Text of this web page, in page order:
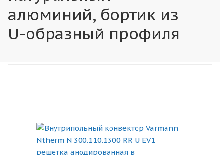
алюминий, бортик из
U-образный профиля